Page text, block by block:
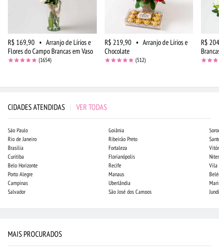
R$ 169,90 • Arranjo de Lírios e
Flores do Campo Brancas em Vaso
(1654)
R$ 219,90 • Arranjo de Lírios e
Chocolate
(512)
R$
CIDADES ATENDIDAS | VER TODAS
São Paulo
Rio de Janeiro
Brasília
Curitiba
Belo Horizonte
Porto Alegre
Campinas
Salvador
Goiânia
Ribeirão Preto
Fortaleza
Florianópolis
Recife
Manaus
Uberlândia
São José dos Campos
Vila
MAIS PROCURADOS